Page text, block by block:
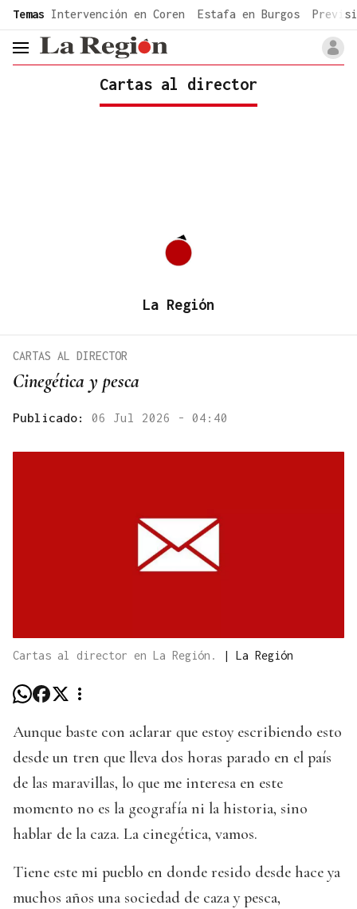
common.go-to-content
Temas Intervención en Coren Estafa en Burgos
header.menu.open
Cartas al director
La Región
Cinegética y pesca
CARTAS AL DIRECTOR
Publicado: 06 Jul 2026 - 04:40
Cartas al director en La Región. | La Región
Aunque baste con aclarar que estoy escribiendo esto
desde un tren que lleva dos horas parado en el país
de las maravillas, lo que me interesa en este
momento no es la geografía ni la historia, sino
hablar de la caza. La cinegética, vamos.
Tiene este mi pueblo en donde resido desde hace ya
muchos años una sociedad de caza y pesca,